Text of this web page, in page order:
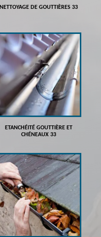
NETTOYAGE DE GOUTTIÈRES 33
ETANCHÉITÉ GOUTTIÈRE ET
CHÉNEAUX 33